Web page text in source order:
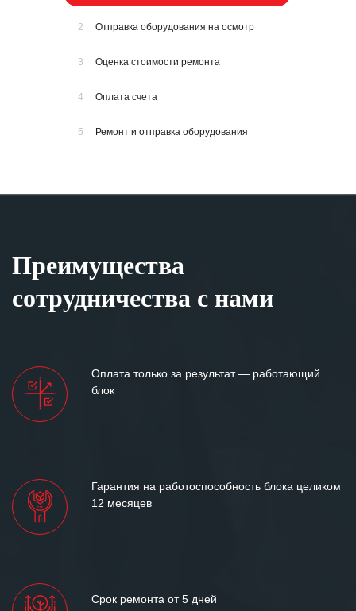
2 Отправка оборудования на осмотр
3 Оценка стоимости ремонта
4 Оплата счета
5 Ремонт и отправка оборудования
Преимущества
сотрудничества с нами
Оплата только за результат — работающий
блок
Гарантия на работоспособность блока целиком
12 месяцев
Срок ремонта от 5 дней